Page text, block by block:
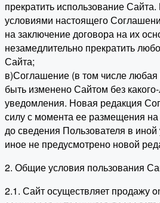
прекратить использование
условиями настоящего
на заключение договора на их
незамедлительно прекратить
Сайта;
в)Соглашение (в том числе любая
быть изменено Сайтом без
уведомления. Новая редакция
силу с момента ее размещения
до сведения Пользователя в
иное не предусмотрено новой
2. Общие условия пользования
2.1. Сайт осуществляет продажу